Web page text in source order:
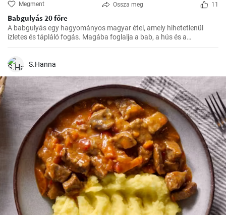
Megment Ossza meg 11
Babgulyás 20 főre
A babgulyás egy hagyományos magyar étel, amely hihetetlenül
ízletes és tápláló fogás. Magába foglalja a bab, a hús és a
zöldségek ízletes kombinációját. Egy tökéletes étel a hideg téli
egyszerűen főzni is lehet. Ennek a receptnek segítségével 20 főre
S.Hanna